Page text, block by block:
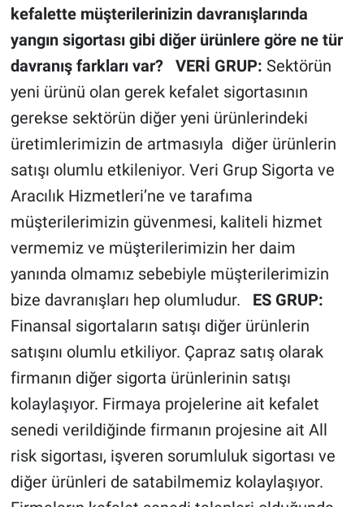
kefalette müşterilerinizin davranışlarında
yangın sigortası gibi diğer ürünlere göre ne tür
davranış farkları var?
VERİ GRUP: Sektörün
yeni ürünü olan gerek kefalet sigortasının
gerekse sektörün diğer yeni ürünlerindeki
üretimlerimizin de artmasıyla diğer ürünlerin
satışı olumlu etkileniyor. Veri Grup Sigorta ve
Aracılık Hizmetleri’ne ve tarafıma
müşterilerimizin güvenmesi, kaliteli hizmet
vermemiz ve müşterilerimizin her daim
yanında olmamız sebebiyle müşterilerimizin
bize davranışları hep olumludur. ES GRUP:
Finansal sigortaların satışı diğer ürünlerin
satışını olumlu etkiliyor. Çapraz satış olarak
firmanın diğer sigorta ürünlerinin satışı
kolaylaşıyor. Firmaya projelerine ait kefalet
senedi verildiğinde firmanın projesine ait All
risk sigortası, işveren sorumluluk sigortası ve
diğer ürünleri de satabilmemiz kolaylaşıyor.